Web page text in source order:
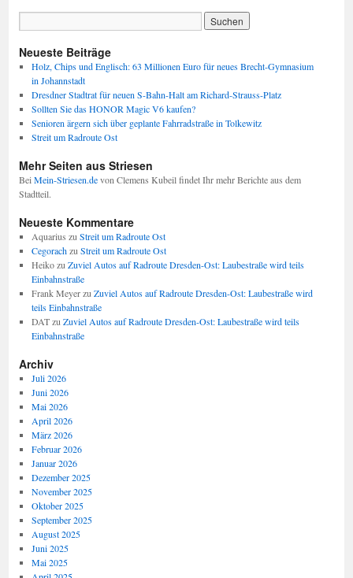
Neueste Beiträge
Holz, Chips und Englisch: 63 Millionen Euro für neues Brecht-Gymnasium
in Johannstadt
Dresdner Stadtrat für neuen S-Bahn-Halt am Richard-Strauss-Platz
Sollten Sie das HONOR Magic V6 kaufen?
Senioren ärgern sich über geplante Fahrradstraße in Tolkewitz
Streit um Radroute Ost
Mehr Seiten aus Striesen
Bei Mein-Striesen.devon Clemens Kubeil findet Ihr mehr Berichte aus dem
Stadtteil.
Neueste Kommentare
Aquarius zu Streit um Radroute Ost
Cegorachzu Streit um Radroute Ost
Heikozu Zuviel Autos auf Radroute Dresden-Ost: Laubestraße wird teils
Einbahnstraße
Frank Meyerzu Zuviel Autos auf Radroute Dresden-Ost: Laubestraße wird
teils Einbahnstraße
DATzu Zuviel Autos auf Radroute Dresden-Ost: Laubestraße wird teils
Einbahnstraße
Archiv
Juli 2026
Juni 2026
Mai 2026
April 2026
März 2026
Februar 2026
Januar 2026
Dezember 2025
November 2025
Oktober 2025
September 2025
August 2025
Juni 2025
Mai 2025